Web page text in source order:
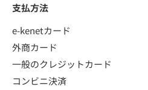
支払方法
e-kenetカード
外商カード
一般のクレジットカード
コンビニ決済